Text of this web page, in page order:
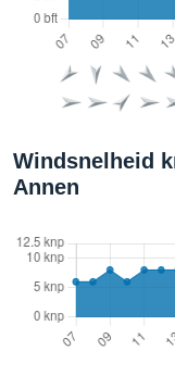
Windsnelheid
Annen